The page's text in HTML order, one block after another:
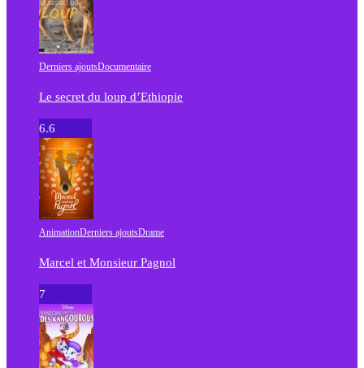
Derniers ajoutsDocumentaire
Le secret du loup d’Ethiopie
6.6
AnimationDerniers ajoutsDrame
Marcel et Monsieur Pagnol
7